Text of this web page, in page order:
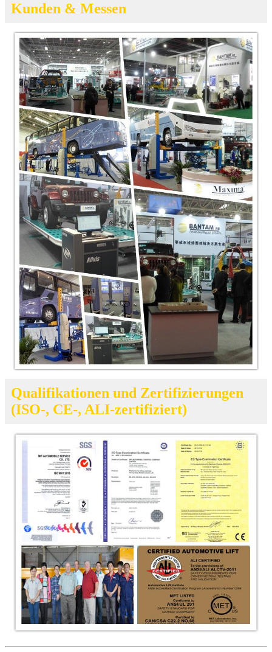
Kunden & Messen
Qualifikationen und Zertifizierungen
(ISO-, CE-, ALI-zertifiziert)